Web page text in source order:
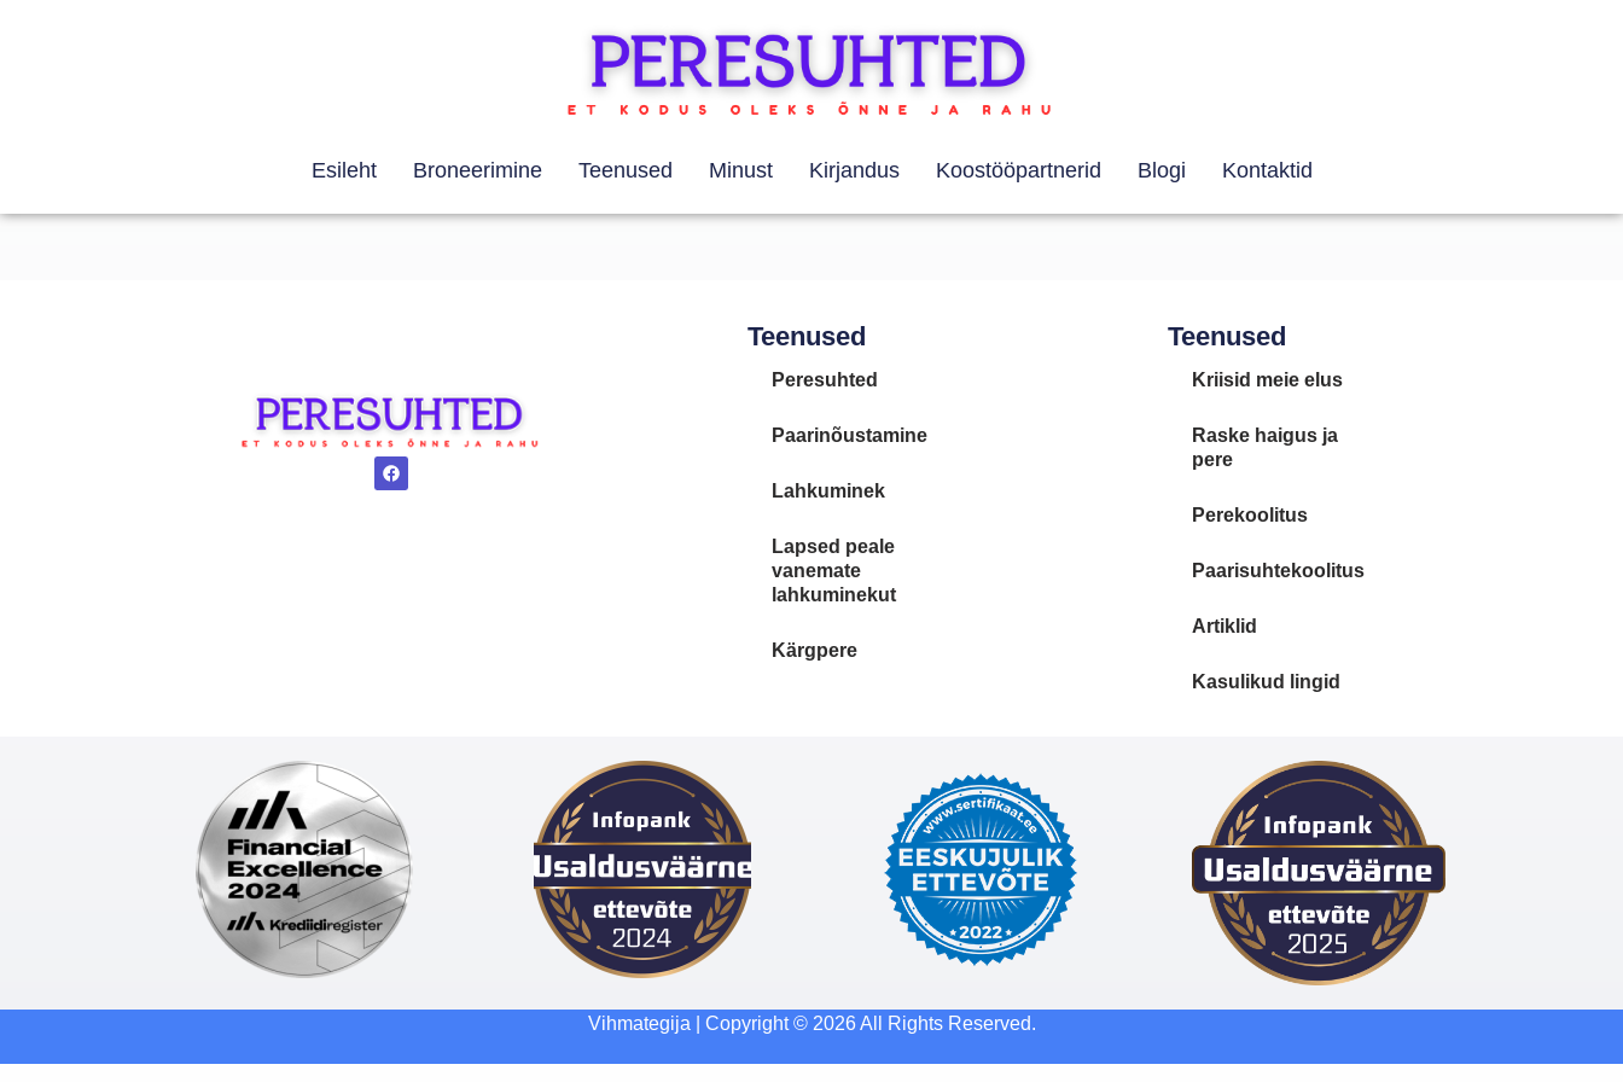
Esileht Broneerimine Teenused Minust Kirjandus Koostööpartnerid Blogi Kontaktid
Teenused
Peresuhted
Paarinõustamine
Lahkuminek
Lapsed peale
vanemate
lahkuminekut
Kärgpere
Teenused
Kriisid meie elus
Raske haigus ja
pere
Perekoolitus
Paarisuhtekoolitus
Artiklid
Kasulikud lingid
Vihmategija | Copyright © 2026 All Rights Reserved.